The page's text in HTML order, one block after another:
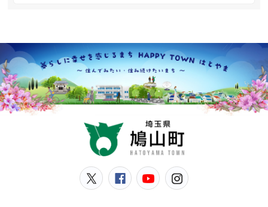
鳩山町公式Twitter
鳩山町公式Facebook
鳩山町公式